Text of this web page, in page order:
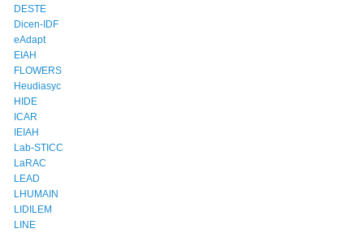
DESTE
Dicen-IDF
eAdapt
EIAH
FLOWERS
Heudiasyc
HIDE
ICAR
IEIAH
Lab-STICC
LaRAC
LEAD
LHUMAIN
LIDILEM
LINE